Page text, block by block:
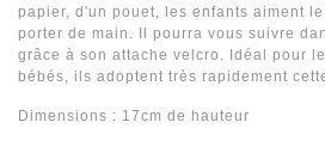
papier, d'un pouet, les enfants aiment
porter de main. Il pourra vous suivre
grâce à son attache velcro. Idéal pour
bébés, ils adoptent très rapidement
Dimensions : 17cm de hauteur